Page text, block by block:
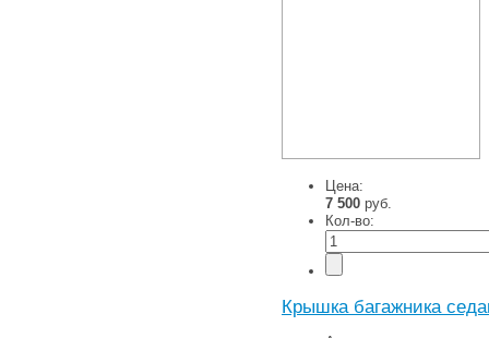
Цена:
7 500 руб.
Кол-во:
Крышка багажника